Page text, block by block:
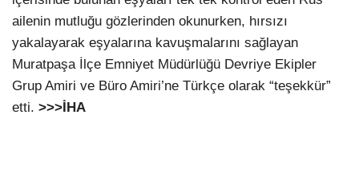
ailenin mutluğu gözlerinden okunurken, hırsızı
yakalayarak eşyalarına kavuşmalarını sağlayan
Muratpaşa İlçe Emniyet Müdürlüğü Devriye Ekipler
Grup Amiri ve Büro Amiri’ne Türkçe olarak “teşekkür”
etti. >>>İHA